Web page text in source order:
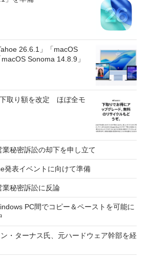
26.6.1」「macOS
Sonoma 14.8.9」
取り額を改定 ほぼ全モ
秘密訴訟の却下を申し立て
発表イベントに向けて準備
秘密訴訟に反論
PC間でコピー＆ペーストを可能に
・ターナス氏、元ハードウェア幹部を経